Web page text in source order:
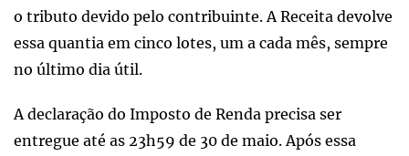
o tributo devido pelo contribuinte. A Receita devolve
essa quantia em cinco lotes, um a cada mês, sempre
no último dia útil.
A declaração do Imposto de Renda precisa ser
entregue até as 23h59 de 30 de maio. Após essa